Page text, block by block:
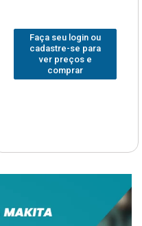
Faça seu login ou
cadastre-se para
ver preços e
comprar